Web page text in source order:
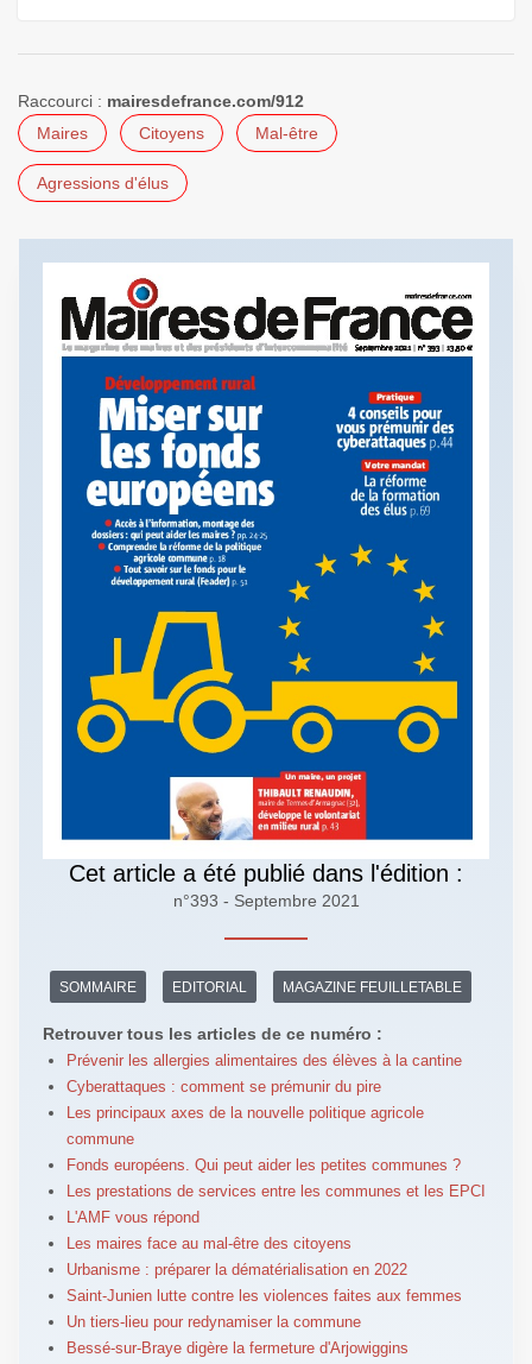
Raccourci : mairesdefrance.com/912
Maires
Citoyens Mal-être
Agressions d'élus
Cet article a été publié dans l'édition :
n°393 - Septembre 2021
SOMMAIRE EDITORIAL MAGAZINE FEUILLETABLE
Retrouver tous les articles de ce numéro :
Prévenir les allergies alimentaires des élèves à la cantine
Cyberattaques : comment se prémunir du pire
Les principaux axes de la nouvelle politique agricole
commune
Fonds européens. Qui peut aider les petites communes ?
Les prestations de services entre les communes et les EPCI
L'AMF vous répond
Les maires face au mal-être des citoyens
Urbanisme : préparer la dématérialisation en 2022
Saint-Junien lutte contre les violences faites aux femmes
Un tiers-lieu pour redynamiser la commune
Bessé-sur-Braye digère la fermeture d'Arjowiggins